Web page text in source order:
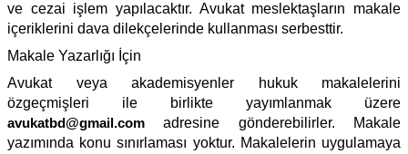
ve cezai işlem yapılacaktır. Avukat meslektaşların makale
içeriklerini dava dilekçelerinde kullanması serbesttir.
Makale Yazarlığı İçin
Avukat veya akademisyenler hukuk makalelerini
özgeçmişleri ile birlikte yayımlanmak üzere
avukatbd@gmail.com adresine gönderebilirler. Makale
yazımında konu sınırlaması yoktur. Makalelerin uygulamaya